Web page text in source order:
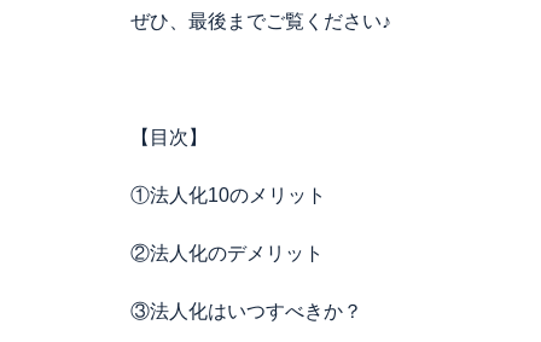
ぜひ、最後までご覧ください♪
【目次】
①法人化10のメリット
②法人化のデメリット
③法人化はいつすべきか？